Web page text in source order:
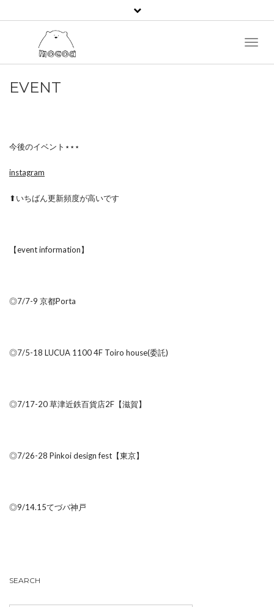
EVENT
今後のイベント⋆⋆⋆
instagram
⬆いちばん更新頻度が高いです⁡
【event information】
◎7/7-9 京都Porta
◎7/5-18 LUCUA 1100 4F Toiro house(委託)
◎7/17-20 草津近鉄百貨店2F【滋賀】
◎7/26-28 Pinkoi design fest【東京】
◎9/14.15てづバ神戸
SEARCH